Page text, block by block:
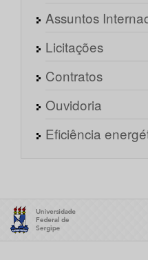
Assuntos
Licitações
Contratos
Ouvidoria
Eficiência